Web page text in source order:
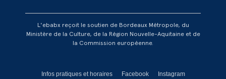
L'ebabx reçoit le soutien de Bordeaux Métropole, du
Ministère de la Culture, de la Région Nouvelle-Aquitaine et de
la Commission européenne.
Infos pratiques et horaires Facebook Instagram